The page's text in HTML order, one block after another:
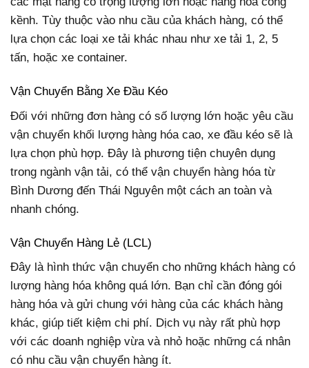
kềnh. Tùy thuộc vào nhu cầu của khách hàng, có thể
lựa chọn các loại xe tải khác nhau như xe tải 1, 2, 5
tấn, hoặc xe container.
Vận Chuyển Bằng Xe Đầu Kéo
Đối với những đơn hàng có số lượng lớn hoặc yêu cầu
vận chuyển khối lượng hàng hóa cao, xe đầu kéo sẽ là
lựa chọn phù hợp. Đây là phương tiện chuyên dụng
trong ngành vận tải, có thể vận chuyển hàng hóa từ
Bình Dương đến Thái Nguyên một cách an toàn và
nhanh chóng.
Vận Chuyển Hàng Lẻ (LCL)
Đây là hình thức vận chuyển cho những khách hàng có
lượng hàng hóa không quá lớn. Bạn chỉ cần đóng gói
hàng hóa và gửi chung với hàng của các khách hàng
khác, giúp tiết kiệm chi phí. Dịch vụ này rất phù hợp
với các doanh nghiệp vừa và nhỏ hoặc những cá nhân
có nhu cầu vận chuyển hàng ít.